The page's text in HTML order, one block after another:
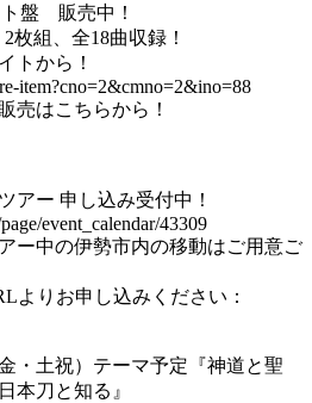
ト盤 販売中！
枚組、全18曲収録！
トから！
item?cno=2&cmno=2&ino=88
売はこちらから！
アー 申し込み受付中！
event_calendar/43309
ー中の伊勢市内の移動はご用意ご
よりお申し込みください：
・土祝）テーマ予定『神道と聖
本刀と知る』